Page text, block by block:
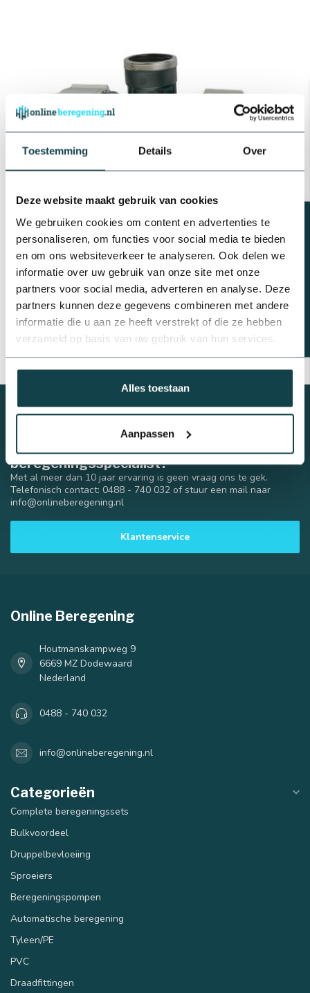
Toestemming Details Over
Deze website maakt gebruik van cookies
We gebruiken cookies om content en advertenties te
personaliseren, om functies voor social media te bieden
en om ons websiteverkeer te analyseren. Ook delen we
informatie over uw gebruik van onze site met onze
partners voor social media, adverteren en analyse. Deze
partners kunnen deze gegevens combineren met andere
informatie die u aan ze heeft verstrekt of die ze hebben
verzameld op basis van uw gebruik van hun services.
Alles toestaan
Aanpassen
Om een aftakking te maken in een beregeningsinstallatie maak je
gebruik van een tyleen t-stuk.De tyleen t-stuk zijn verkrijgbaar
in een uitvoering van tyleen naar schroefdraad. De maximale
werkdruk van de koppeling is maximaal16 bar.
40 mm
Advies nodig van een
beregeningsspecialist?
Met al meer dan 10 jaar ervaring is geen vraag ons te gek.
Telefonisch contact: 0488 - 740 032 of stuur een mail naar
info@onlineberegening.nl
Klantenservice
Online Beregening
Houtmanskampweg 9
6669 MZ Dodewaard
Nederland
0488 - 740 032
info@onlineberegening.nl
Categorieën
Complete beregeningssets
Bulkvoordeel
Druppelbevloeiing
Sproeiers
Beregeningspompen
Automatische beregening
Tyleen/PE
PVC
Draadfittingen
Beregeningsplan?